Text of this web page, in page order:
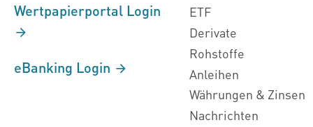
Wertpapierportal Login
eBanking Login
ETF
Derivate
Rohstoffe
Anleihen
Währungen & Zinsen
Nachrichten